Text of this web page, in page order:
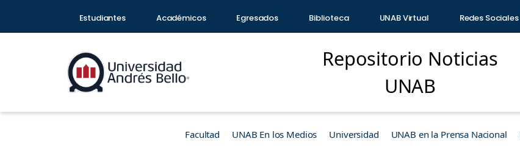
Estudiantes Académicos Egresados Biblioteca UNAB Virtual Redes Sociales
Repositorio Noticias
UNAB
Facultad UNAB En los Medios Universidad UNAB en la Prensa Nacional